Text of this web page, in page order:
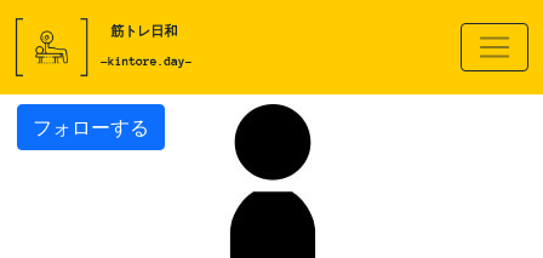
フォローする